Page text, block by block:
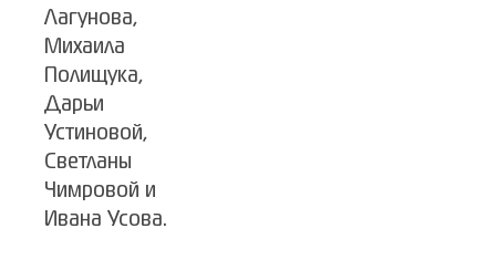
Лагунова,
Михаила
Полищука,
Дарьи
Устиновой,
Светланы
Чимровой и
Ивана Усова.